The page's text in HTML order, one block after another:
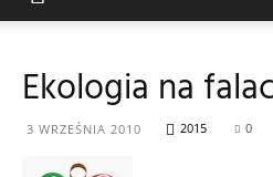
Ekologia na
3 WRZEŚNIA 2010 2015 0